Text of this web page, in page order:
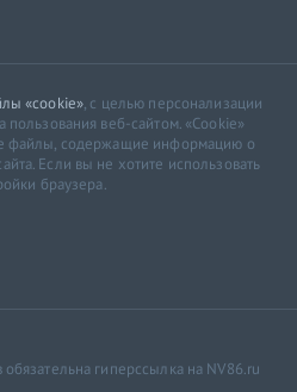
«cookie», с целью персонализации
веб-сайтом. «Cookie»
файлы, содержащие информацию о
Если вы не хотите использовать
браузера.
гиперссылка на NV86.ru